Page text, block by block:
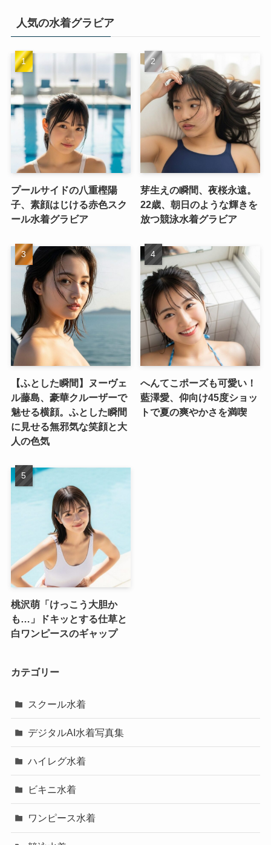
人気の水着グラビア
プールサイドの八重樫陽
子、素顔はじける赤色スク
ール水着グラビア
芽生えの瞬間、夜桜永遠。
22歳、朝日のような輝きを
放つ競泳水着グラビア
【ふとした瞬間】ヌーヴェ
ル藤島、豪華クルーザーで
魅せる横顔。ふとした瞬間
に見せる無邪気な笑顔と大
人の色気
へんてこポーズも可愛い！
藍澤愛、仰向け45度ショッ
トで夏の爽やかさを満喫
桃沢萌「けっこう大胆か
も…」ドキッとする仕草と
白ワンピースのギャップ
カテゴリー
スクール水着
デジタルAI水着写真集
ハイレグ水着
ビキニ水着
ワンピース水着